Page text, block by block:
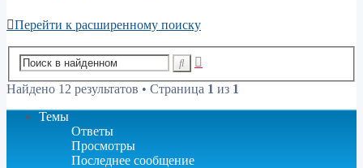
Перейти к расширенному поиску
Найдено 12 результатов • Страница 1 из 1
Темы
Ответы
Просмотры
Последнее сообщение